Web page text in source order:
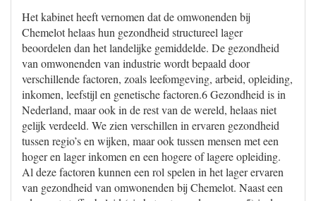
Het kabinet heeft vernomen dat de omwonenden bij
Chemelot helaas hun gezondheid structureel lager
beoordelen dan het landelijke gemiddelde. De gezondheid
van omwonenden van industrie wordt bepaald door
verschillende factoren, zoals leefomgeving, arbeid, opleiding,
inkomen, leefstijl en genetische factoren.6 Gezondheid is in
Nederland, maar ook in de rest van de wereld, helaas niet
gelijk verdeeld. We zien verschillen in ervaren gezondheid
tussen regio’s en wijken, maar ook tussen mensen met een
hoger en lager inkomen en een hogere of lagere opleiding.
Al deze factoren kunnen een rol spelen in het lager ervaren
van gezondheid van omwonenden bij Chemelot. Naast een